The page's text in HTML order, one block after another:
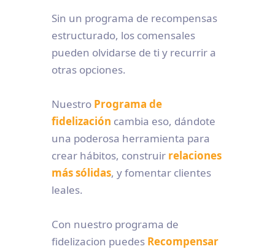
Sin un programa de recompensas
estructurado, los comensales
pueden olvidarse de ti y recurrir a
otras opciones.
Nuestro Programa de
fidelización cambia eso, dándote
una poderosa herramienta para
crear hábitos, construir relaciones
más sólidas, y fomentar clientes
leales.
Con nuestro programa de
fidelizacion puedes Recompensar